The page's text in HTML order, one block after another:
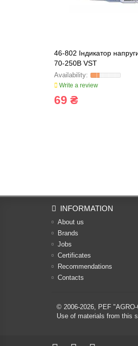
46-802 Індикатор
70-250В VST
Write a review
69 ₴
INFORMATION
About us
Brands
Jobs
Certificates
Recommendations
Contacts
© 2006-2026, PEF
Use of materials from this